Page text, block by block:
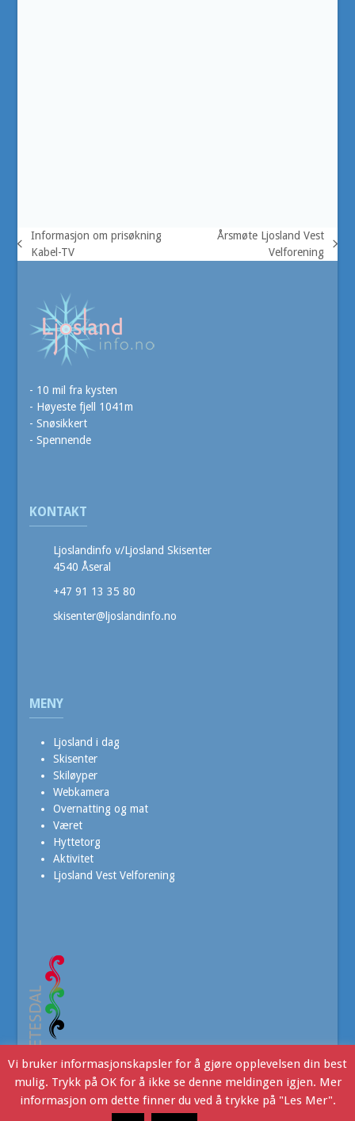
previous
Informasjon om prisøkning
Kabel-TV
Årsmøte Ljosland Vest
Velforening
- 10 mil fra kysten
- Høyeste fjell 1041m
- Snøsikkert
- Spennende
KONTAKT
Ljoslandinfo v/Ljosland Skisenter
4540 Åseral
+47 91 13 35 80
skisenter@ljoslandinfo.no
MENY
Ljosland i dag
Skisenter
Skiløyper
Webkamera
Overnatting og mat
Været
Hyttetorg
Aktivitet
Ljosland Vest Velforening
Vi bruker informasjonskapsler for å gjøre opplevelsen din best
mulig. Trykk på OK for å ikke se denne meldingen igjen. Mer
informasjon om dette finner du ved å trykke på "Les Mer".